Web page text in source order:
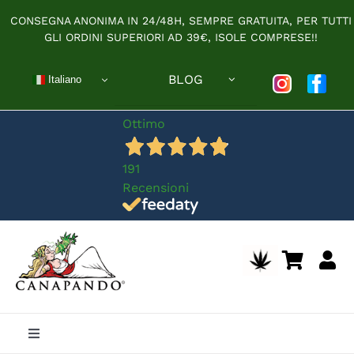
contenuto
CONSEGNA ANONIMA IN 24/48H, SEMPRE GRATUITA, PER TUTTI
GLI ORDINI SUPERIORI AD 39€, ISOLE COMPRESE!!
Italiano BLOG
Ottimo
191
Recensioni
Toggle